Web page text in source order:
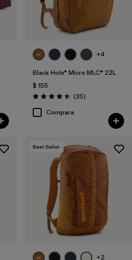
+4
Black Hole® Micro MLC® 22L
$ 155
Valoración: 4.5 / 5
(35Comentarios
)
Compara
Best Seller
+2